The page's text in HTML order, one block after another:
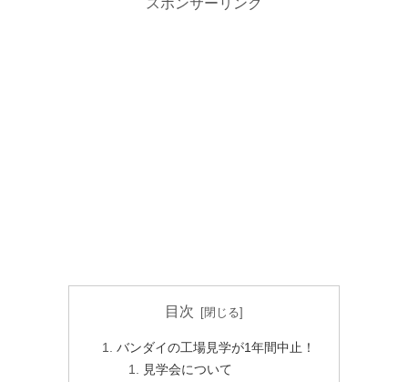
スポンサーリンク
目次
バンダイの工場見学が1年間中止！
見学会について